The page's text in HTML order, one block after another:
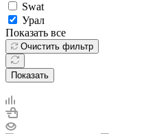
Swat
Урал
Показать все
Очистить фильтр
Показать